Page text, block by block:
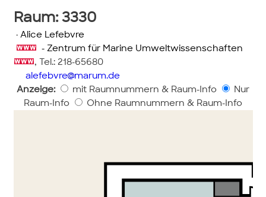
Raum: 3330
· Alice Lefebvre
- Zentrum für Marine Umweltwissenschaften
, Tel.: 218-65680
alefebvre marum.de
Anzeige:
mit Raumnummern & Raum-Info
Nur
Raum-Info
Ohne Raumnummern & Raum-Info